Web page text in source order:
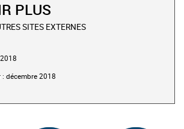
PLUS
SITES EXTERNES
: décembre 2018